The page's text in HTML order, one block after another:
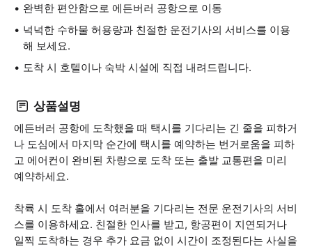
완벽한 편안함으로 에든버러 공항으로 이동
넉넉한 수하물 허용량과 친절한 운전기사의 서비스를 이용
해 보세요.
도착 시 호텔이나 숙박 시설에 직접 내려드립니다.
상품설명
에든버러 공항에 도착했을 때 택시를 기다리는 긴 줄을 피하거
나 도심에서 마지막 순간에 택시를 예약하는 번거로움을 피하
고 에어컨이 완비된 차량으로 도착 또는 출발 교통편을 미리
예약하세요.
착륙 시 도착 홀에서 여러분을 기다리는 전문 운전기사의 서비
스를 이용하세요. 친절한 인사를 받고, 항공편이 지연되거나
일찍 도착하는 경우 추가 요금 없이 시간이 조정된다는 사실을